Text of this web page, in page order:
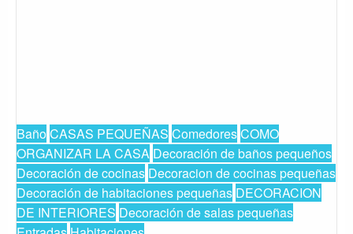
BañoCASAS PEQUEÑAS ComedoresCOMO
ORGANIZAR LA CASA Decoración de baños pequeños
Decoración de cocinas Decoracion de cocinas pequeñas
Decoración de habitaciones pequeñas DECORACION
DE INTERIORES Decoración de salas pequeñas